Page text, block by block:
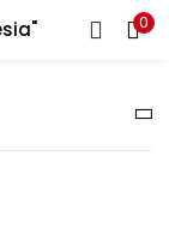
0
REGISTER